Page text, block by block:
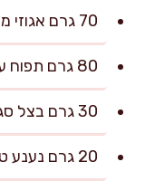
70 גרם אגוזי מלך
80 גרם תפוח עץ ירוק פריך, פרוס דק
30 גרם בצל סגול, פרוס דק מאוד
20 גרם נענע טרייה, עלים בלבד